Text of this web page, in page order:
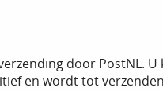
door PostNL.
en wordt tot